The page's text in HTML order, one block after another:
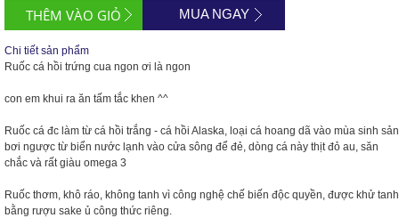
MUA NGAY
Chi tiết sản phẩm
Ruốc cá hồi trứng cua ngon ơi là ngon
con em khui ra ăn tấm tắc khen ^^
Ruốc cá đc làm từ cá hồi trắng - cá hồi Alaska, loại cá hoang dã vào mùa sinh sản
bơi ngược từ biển nước lạnh vào cửa sông để đẻ, dòng cá này thịt đỏ au, săn
chắc và rất giàu omega 3
Ruốc thơm, khô ráo, không tanh vì công nghệ chế biến độc quyền, được khử tanh
bằng rượu sake ủ công thức riêng.